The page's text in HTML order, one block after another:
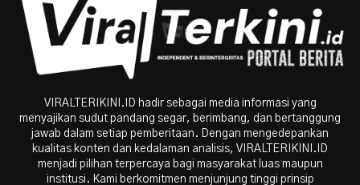
VIRALTERIKINI.ID hadir sebagai media informasi yang
menyajikan sudut pandang segar, berimbang, dan bertanggung
jawab dalam setiap pemberitaan. Dengan mengedepankan
kualitas konten dan kedalaman analisis, VIRALTERIKINI.ID
menjadi pilihan terpercaya bagi masyarakat luas maupun
institusi. Kami berkomitmen menjunjung tinggi prinsip